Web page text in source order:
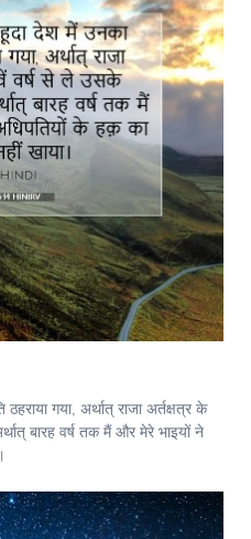
गया, अर्थात् राजा अर्तक्षत्र के
बारह वर्ष तक मैं और मेरे भाइयों ने